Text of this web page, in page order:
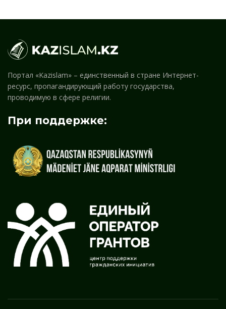
Портал «Kazislam» – единственный в стране Интернет-
ресурс, пропагандирующий работу государства,
проводимую в сфере религии.
При поддержке: